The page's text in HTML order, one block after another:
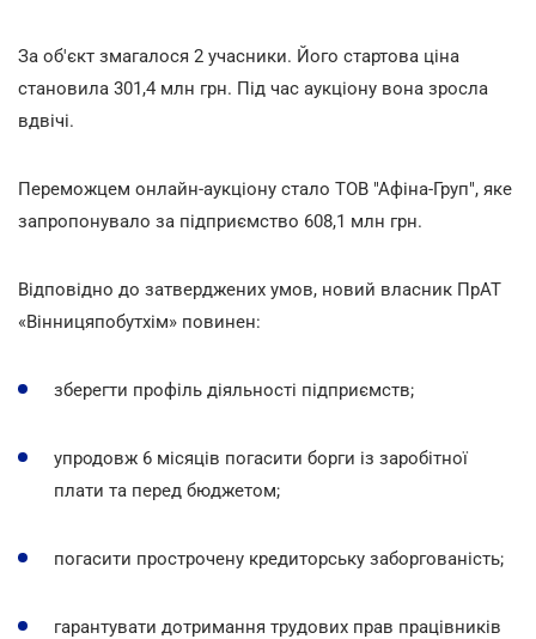
За об'єкт змагалося 2 учасники. Його стартова ціна
становила 301,4 млн грн. Під час аукціону вона зросла
вдвічі.
Переможцем онлайн-аукціону стало ТОВ "Афіна-Груп", яке
запропонувало за підприємство 608,1 млн грн.
Відповідно до затверджених умов, новий власник ПрАТ
«Вінницяпобутхім» повинен:
зберегти профіль діяльності підприємств;
упродовж 6 місяців погасити борги із заробітної
плати та перед бюджетом;
погасити прострочену кредиторську заборгованість;
гарантувати дотримання трудових прав працівників